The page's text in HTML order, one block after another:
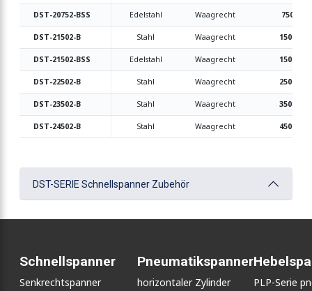
DST-20752-BSS Edelstahl Waagrecht 750
DST-21502-B Stahl Waagrecht 1500
DST-21502-BSS Edelstahl Waagrecht 1500
DST-22502-B Stahl Waagrecht 2500
DST-23502-B Stahl Waagrecht 3500
DST-24502-B Stahl Waagrecht 4500
DST-SERIE Schnellspanner Zubehör
Schnellspanner
Senkrechtspanner
Pneumatikspanner
horizontaler Zylinder
PLP-Serie